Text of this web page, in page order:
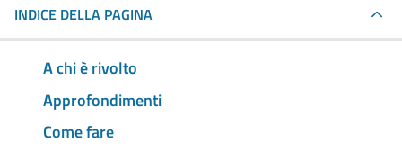
INDICE DELLA PAGINA
A chi è rivolto
Approfondimenti
Come fare